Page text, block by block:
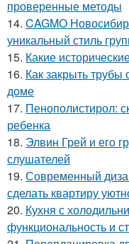
проверенные методы
14. CAGMO
уникальный стиль
15. Какие
16. Как закрыть
доме
17. Пенополистирол:
ребенка
18. Элвин Грей и его
слушателей
19. Современный
сделать квартиру
20. Кухня с
функциональность и